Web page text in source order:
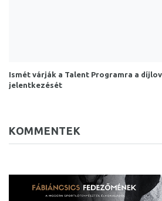
Ismét várják a Talent Programra a
jelentkezését
KOMMENTEK